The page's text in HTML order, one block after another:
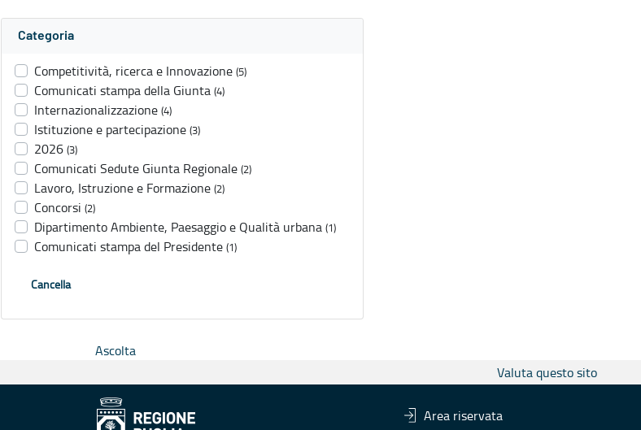
Categoria
Competitività, ricerca e Innovazione (5)
Comunicati stampa della Giunta (4)
Internazionalizzazione (4)
Istituzione e partecipazione (3)
2026 (3)
Comunicati Sedute Giunta Regionale (2)
Lavoro, Istruzione e Formazione (2)
Concorsi (2)
Dipartimento Ambiente, Paesaggio e Qualità urbana (1)
Comunicati stampa del Presidente (1)
Cancella
Ascolta
Valuta questo sito
Area riservata